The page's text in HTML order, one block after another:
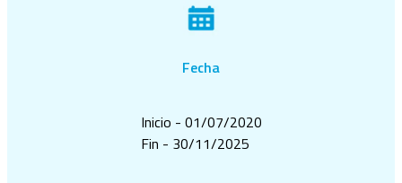
Fecha
Inicio - 01/07/2020
Fin - 30/11/2025